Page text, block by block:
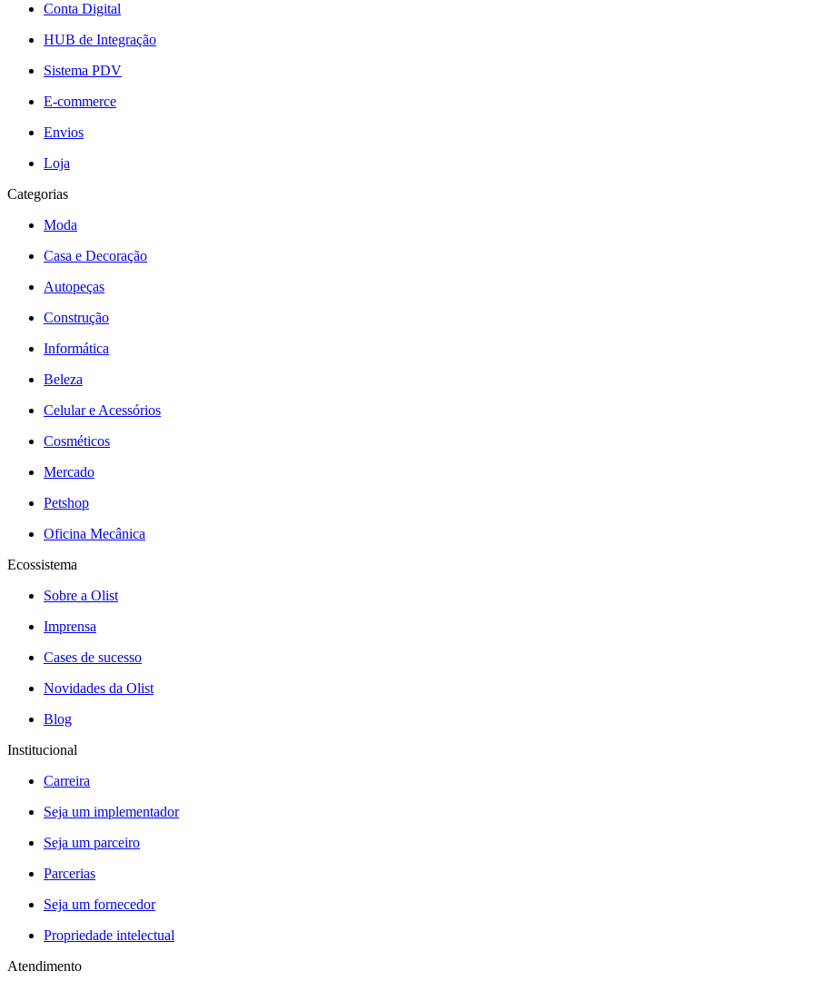
Conta Digital
HUB de Integração
Sistema PDV
E-commerce
Envios
Loja
Categorias
Moda
Casa e Decoração
Autopeças
Construção
Informática
Beleza
Celular e Acessórios
Cosméticos
Mercado
Petshop
Oficina Mecânica
Ecossistema
Sobre a Olist
Imprensa
Cases de sucesso
Novidades da Olist
Blog
Institucional
Carreira
Seja um implementador
Seja um parceiro
Parcerias
Seja um fornecedor
Propriedade intelectual
Atendimento